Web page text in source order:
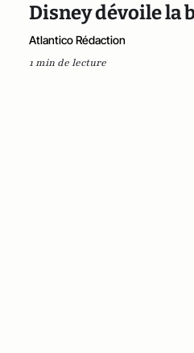
Disney dévoile la
Atlantico Rédaction
1 min de lecture